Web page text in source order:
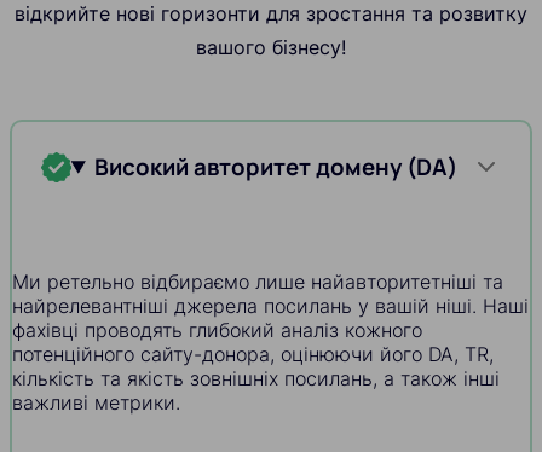
відкрийте нові горизонти для зростання та розвитку
вашого бізнесу!
Високий авторитет домену (DA)
Ми ретельно відбираємо лише найавторитетніші та
найрелевантніші джерела посилань у вашій ніші. Наші
фахівці проводять глибокий аналіз кожного
потенційного сайту-донора, оцінюючи його DA, TR,
кількість та якість зовнішніх посилань, а також інші
важливі метрики.